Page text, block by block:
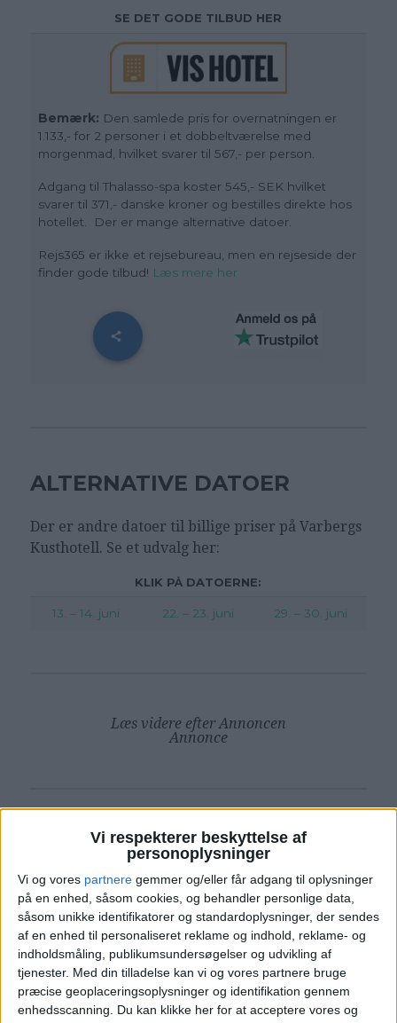
Vi respekterer beskyttelse af
personoplysninger
Vi og vores partnere gemmer og/eller får adgang til oplysninger
på en enhed, såsom cookies, og behandler personlige data,
såsom unikke identifikatorer og standardoplysninger, der sendes
af en enhed til personaliseret reklame og indhold, reklame- og
indholdsmåling, publikumsundersøgelser og udvikling af
tjenester. Med din tilladelse kan vi og vores partnere bruge
præcise geoplaceringsoplysninger og identifikation gennem
enhedsscanning. Du kan klikke her for at acceptere vores og
SE DET GODE TILBUD HER
Bemærk: Den samlede pris for overnatningen er
1.133,- for 2 personer i et dobbeltværelse med
morgenmad, hvilket svarer til 567,- per person.
Adgang til Thalasso-spa koster 545,- SEK hvilket
svarer til 371,- danske kroner og bestilles direkte hos
hotellet. Der er mange alternative datoer.
Rejs365 er ikke et rejsebureau, men en rejseside der
finder gode tilbud! Læs mere her
ALTERNATIVE DATOER
Der er andre datoer til billige priser på Varbergs
Kusthotell. Se et udvalg her:
KLIK PÅ DATOERNE:
13. – 14. juni 22. – 23. juni 29. – 30. juni
Læs videre efter Annoncen
Annonce
PRISOVERSIGT
SPAOPHOLD: 8. – 9. JUN 2025
HOTEL
SPA 371,-